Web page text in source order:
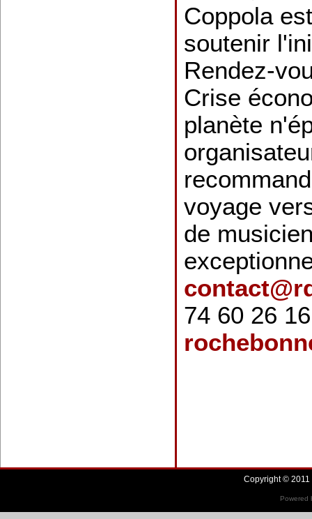
Coppola
soutenir
Rendez-
Crise
planète
voyage
de
74 60 26
Copyright © 2011
Powered